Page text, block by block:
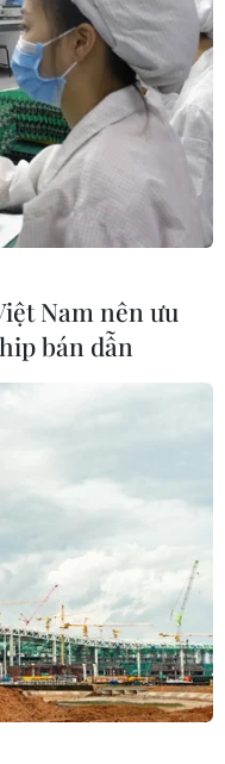
Nam nên ưu
bán dẫn